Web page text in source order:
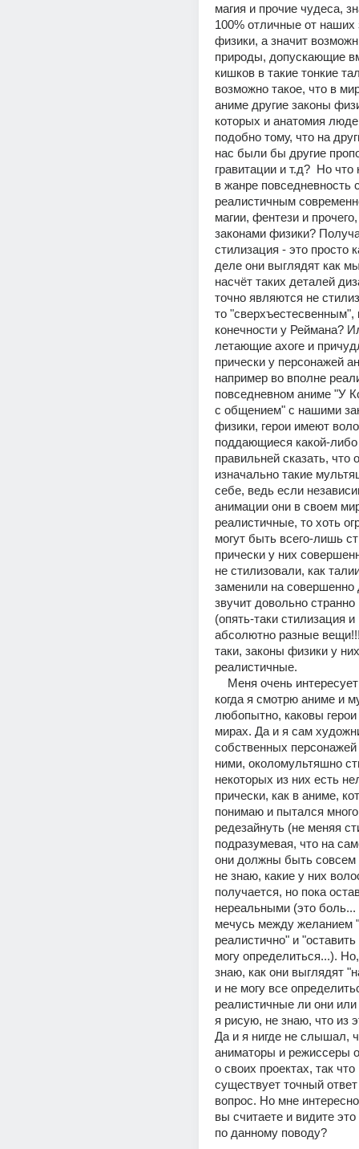
магия и прочие чудеса,
100% отличные от наших
физики, а значит
природы, допускающие
кишков в такие тонкие
возможно такое, что в
аниме другие законы
которых и анатомия
подобно тому, что на
нас были бы другие
гравитации и т.д?  Но что
в жанре повседневность
реалистичным
магии, фентези и
законами физики?
стилизация - это просто
деле они выглядят как
насчёт таких деталей
точно являются не
то "сверхъестесвенным",
конечности у Реймана?
летающие ахоге и
прически у персонажей
например во вполне
повседневном аниме "У
с общением" с нашими
физики, герои имеют
поддающиеся какой-либо
правильней сказать, что
изначально такие
себе, ведь если
анимации они в своем
реалистичные, то хоть
могут быть всего-лишь
прически у них
не стилизовали, как
заменили на совершенно
звучит довольно
(опять-таки стилизация
абсолютно разные
таки, законы физики у
реалистичные.
когда я смотрю аниме и
любопытно, каковы герои
мирах. Да и я сам
собственных
ними, околомультяшно
некоторых из них есть
прически, как в аниме,
понимаю и пытался
редезайнуть (не меняя
подразумевая, что на
они должны быть совсем
не знаю, какие у них
получается, но пока
нереальными (это
мечусь между желанием
реалистично" и
могу определиться...).
знаю, как они выглядят
и не могу все
реалистичные ли они или
я рисую, не знаю, что из
Да и я нигде не слышал,
аниматоры и режиссеры
о своих проектах, так
существует точный ответ
вопрос. Но мне
вы считаете и видите
по данному поводу?